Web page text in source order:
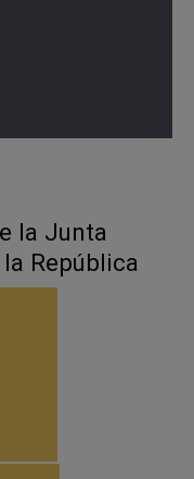
la Junta
República